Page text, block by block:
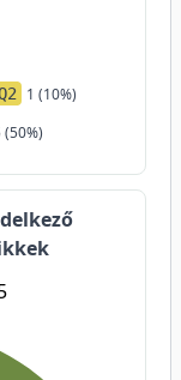
1 (10%)
(50%)